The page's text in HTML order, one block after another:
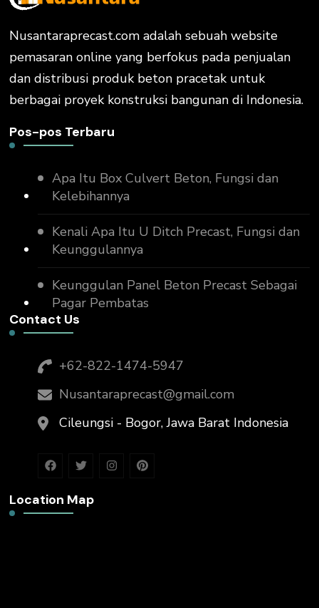
Nusantaraprecast.com adalah sebuah website
pemasaran online yang berfokus pada penjualan
dan distribusi produk beton pracetak untuk
berbagai proyek konstruksi bangunan di Indonesia.
Pos-pos Terbaru
Apa Itu Box Culvert Beton, Fungsi dan
Kelebihannya
Kenali Apa Itu U Ditch Precast, Fungsi dan
Keunggulannya
Keunggulan Panel Beton Precast Sebagai
Pagar Pembatas
Contact Us
+62-822-1474-5947
Nusantaraprecast@gmail.com
Cileungsi - Bogor, Jawa Barat Indonesia
Location Map